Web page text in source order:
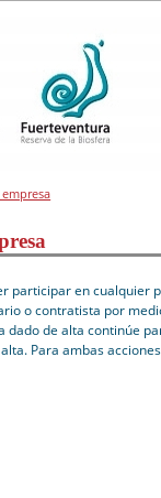
participar en cualquier
o contratista por
dado de alta continúe
Para ambas